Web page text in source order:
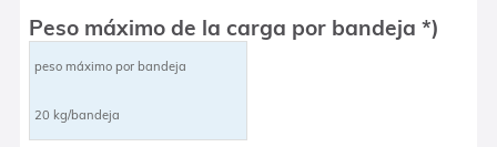
Peso máximo de la carga por bandeja *)
peso máximo por bandeja
20 kg/bandeja